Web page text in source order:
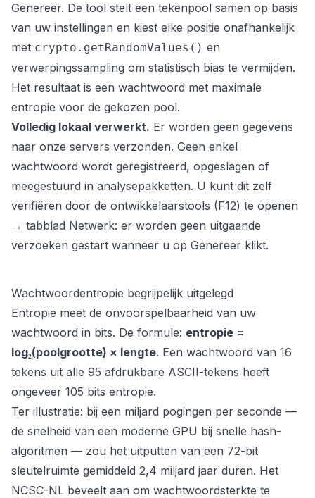
Genereer. De tool stelt een tekenpool samen op basis
van uw instellingen en kiest elke positie onafhankelijk
met crypto.getRandomValues() en
verwerpingssampling om statistisch bias te vermijden.
Het resultaat is een wachtwoord met maximale
entropie voor de gekozen pool.
Volledig lokaal verwerkt. Er worden geen gegevens
naar onze servers verzonden. Geen enkel
wachtwoord wordt geregistreerd, opgeslagen of
meegestuurd in analysepakketten. U kunt dit zelf
verifiëren door de ontwikkelaarstools (F12) te openen
→ tabblad Netwerk: er worden geen uitgaande
verzoeken gestart wanneer u op Genereer klikt.
Wachtwoordentropie begrijpelijk uitgelegd
Entropie meet de onvoorspelbaarheid van uw
wachtwoord in bits. De formule: entropie =
log₂(poolgrootte) × lengte. Een wachtwoord van 16
tekens uit alle 95 afdrukbare ASCII-tekens heeft
ongeveer 105 bits entropie.
Ter illustratie: bij een miljard pogingen per seconde —
de snelheid van een moderne GPU bij snelle hash-
algoritmen — zou het uitputten van een 72-bit
sleutelruimte gemiddeld 2,4 miljard jaar duren. Het
NCSC-NL beveelt aan om wachtwoordsterkte te